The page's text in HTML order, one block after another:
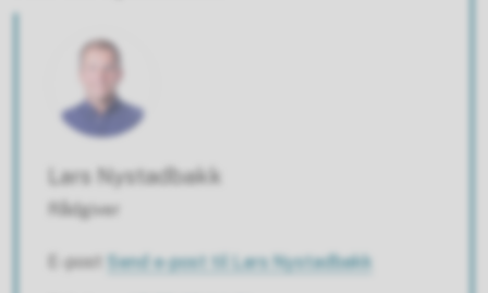
Lars Nystadbakk
Rådgiver
E-post Send e-post til Lars Nystadbakk